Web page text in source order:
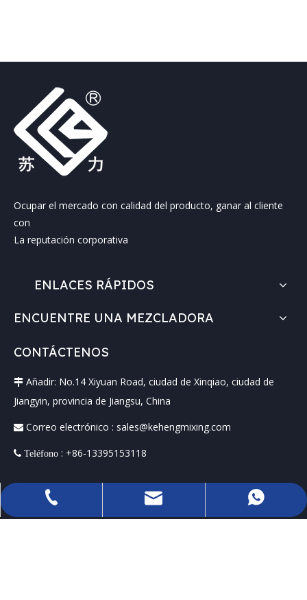
Ocupar el mercado con calidad del producto, ganar al cliente
con
La reputación corporativa
ENLACES RÁPIDOS
ENCUENTRE UNA MEZCLADORA
CONTÁCTENOS
 Añadir: No.14 Xiyuan Road, ciudad de Xinqiao, ciudad de
Jiangyin, provincia de Jiangsu, China
 Correo electrónico : sales@kehengmixing.com
 Teléfono : +86-13395153118
+86-13395153118
sales@kehengmixing.com
+8613395153118